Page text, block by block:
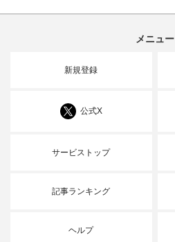
メニュー
新規登録
公式X
サービストップ
記事ランキング
ヘルプ